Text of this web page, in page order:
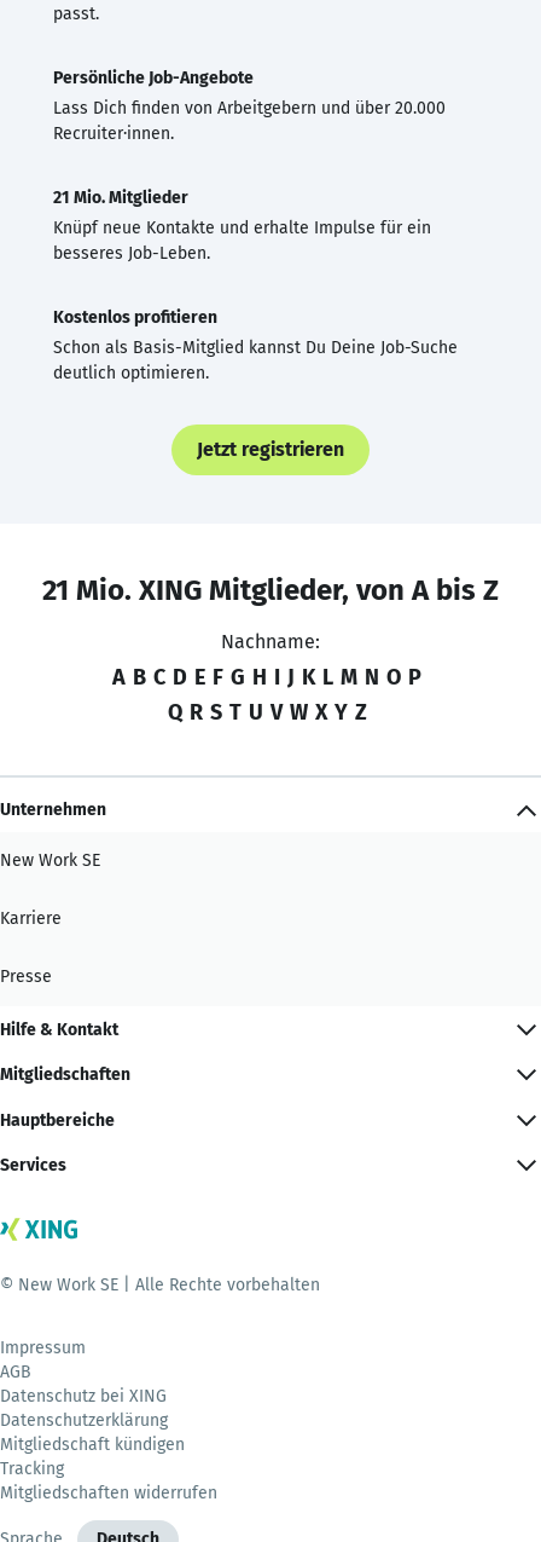
passt.
Persönliche Job-Angebote
Lass Dich finden von Arbeitgebern und über 20.000
Recruiter·innen.
21 Mio. Mitglieder
Knüpf neue Kontakte und erhalte Impulse für ein
besseres Job-Leben.
Kostenlos profitieren
Schon als Basis-Mitglied kannst Du Deine Job-Suche
deutlich optimieren.
Jetzt registrieren
21 Mio. XING Mitglieder, von A bis Z
Nachname:
A B C D E F G H I J K L M N O P
Q R S T U V W X Y Z
Unternehmen
New Work SE
Karriere
Presse
Hilfe & Kontakt
Mitgliedschaften
Hauptbereiche
Services
© New Work SE | Alle Rechte vorbehalten
Impressum
AGB
Datenschutz bei XING
Datenschutzerklärung
Mitgliedschaft kündigen
Tracking
Mitgliedschaften widerrufen